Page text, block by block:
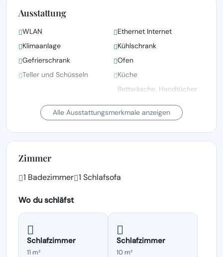
Ausstattung
WLAN
Ethernet Internet
Klimaanlage
Kühlschrank
Gefrierschrank
Ofen
Teller und Schüsseln
Küche
Bettwäsche vorhanden
Bettwäsche, Handtücher
Richtlinien der örtlichen
Behörden gewaschen
Fernsehen
Terrasse
Alle Ausstattungsmerkmale anzeigen
Zimmer
1 Badezimmer 1 Schlafsofa
Wo du schläfst
Schlafzimmer
11 m²
Schlafzimmer
10 m²